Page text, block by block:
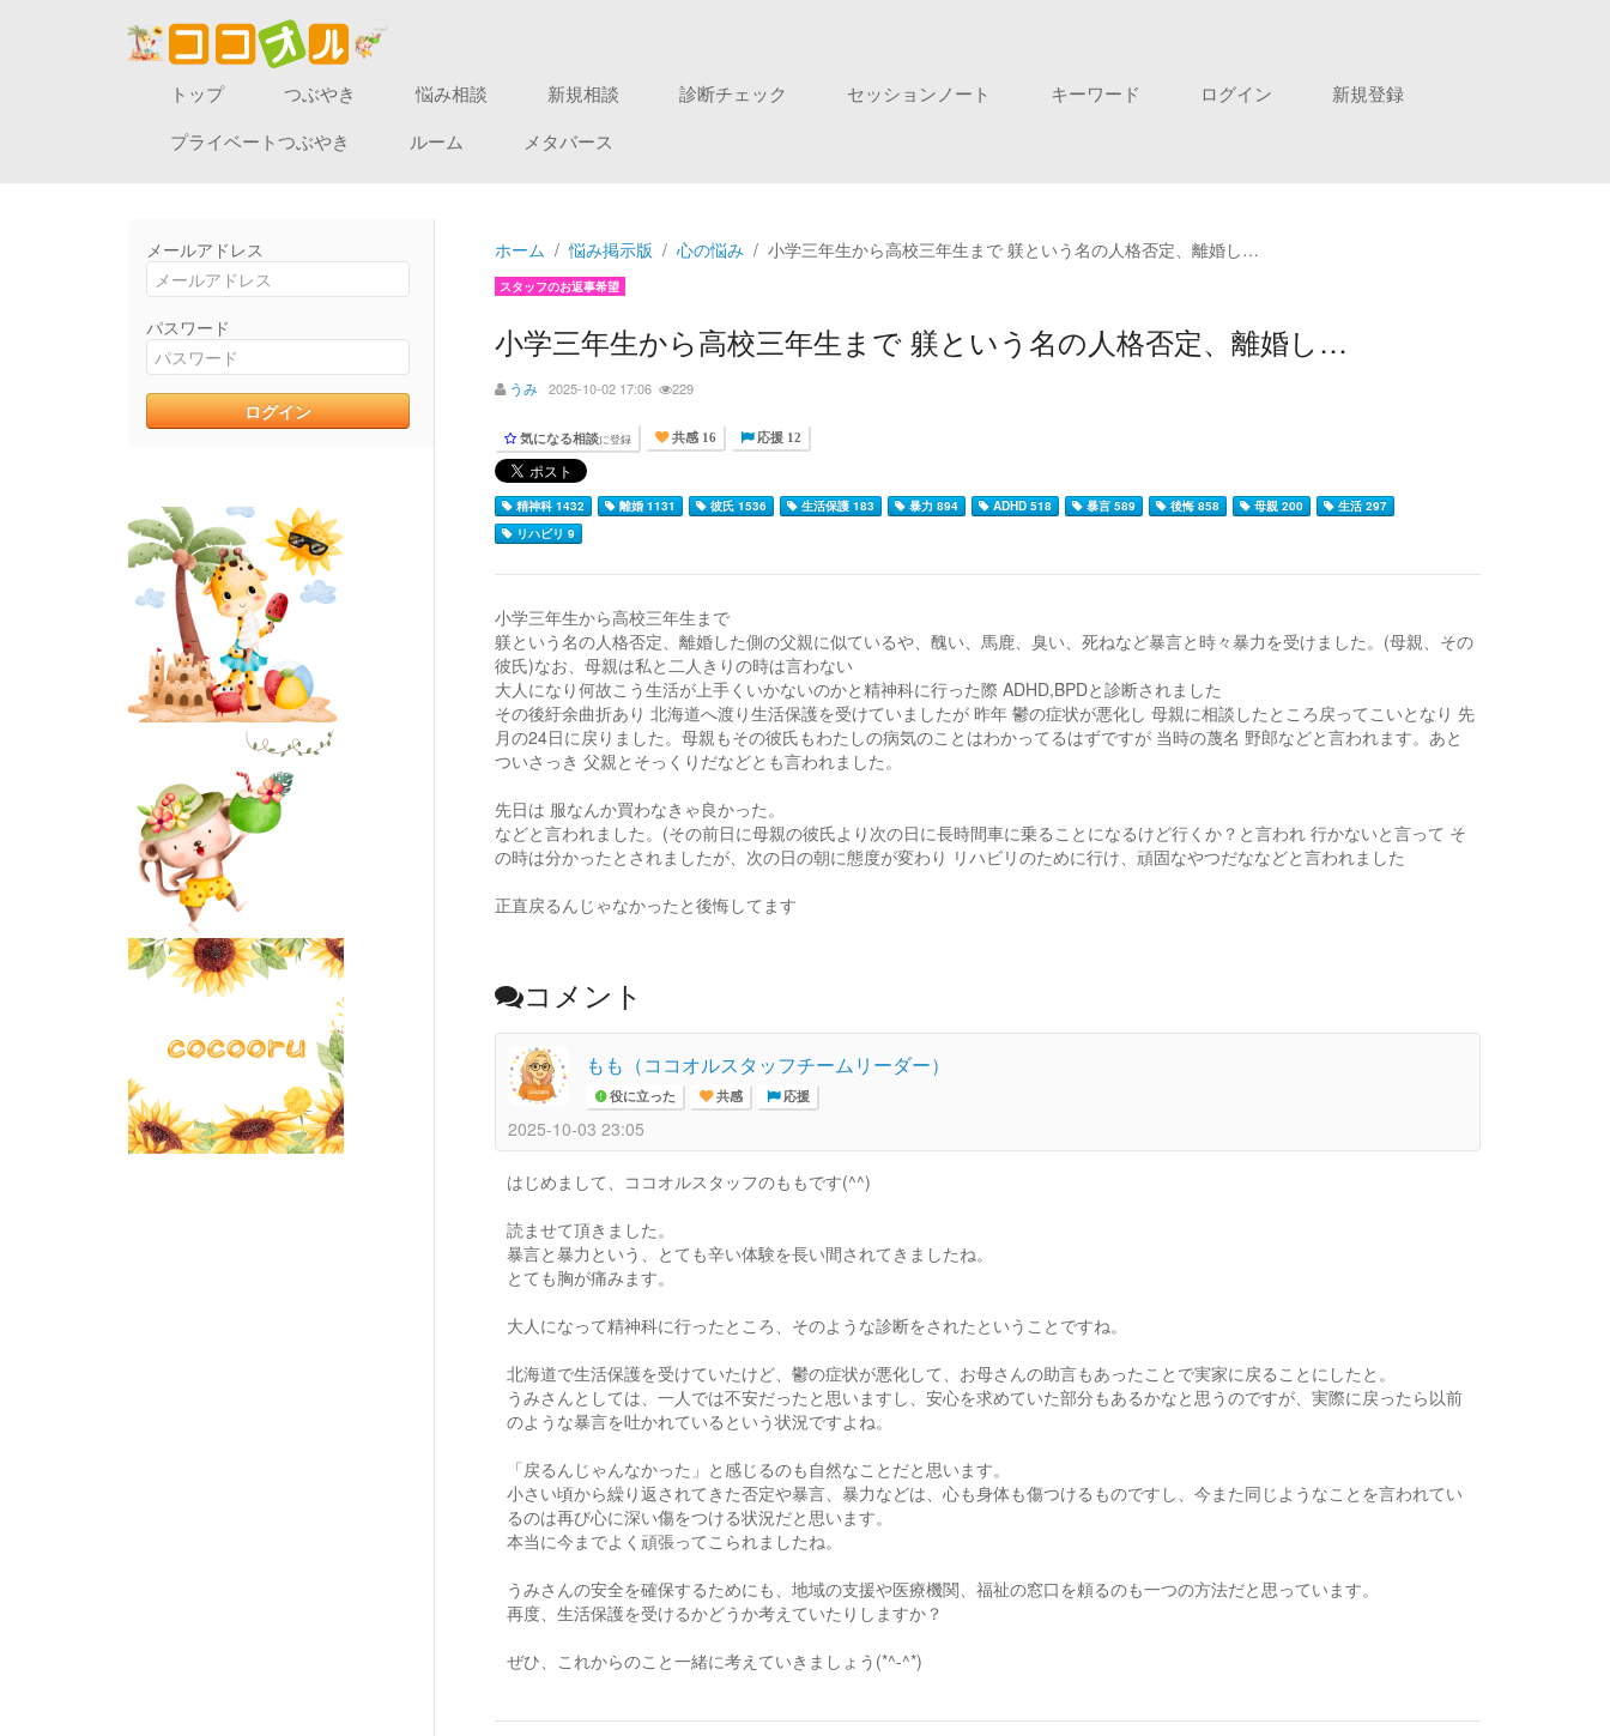
トップ つぶやき 悩み相談 新規相談 診断チェック セッションノート キーワード ログイン
新規登録
プライベートつぶやき
ルーム メタバース
メールアドレス
パスワード
ホーム 悩み掲示版 心の悩み 小学三年生から高校三年生まで 躾という名の人格否定、離婚し…
スタッフのお返事希望
小学三年生から高校三年生まで 躾という名の人格否定、離婚し…
うみ 2025-10-02 17:06 229
気になる相談に登録 共感 16 応援 12
精神科 1432 離婚 1131 彼氏 1536 生活保護 183 暴力 894 ADHD 518 暴言 589 後悔 858 母親 200
生活 297
リハビリ 9
小学三年生から高校三年生まで
躾という名の人格否定、離婚した側の父親に似ているや、醜い、馬鹿、臭い、死ねなど暴言と時々暴力を受けました。(母親、その
彼氏)なお、母親は私と二人きりの時は言わない
大人になり何故こう生活が上手くいかないのかと精神科に行った際 ADHD,BPDと診断されました
その後紆余曲折あり 北海道へ渡り生活保護を受けていましたが 昨年 鬱の症状が悪化し 母親に相談したところ戻ってこいとなり 先
月の24日に戻りました。母親もその彼氏もわたしの病気のことはわかってるはずですが 当時の蔑名 野郎などと言われます。あと
ついさっき 父親とそっくりだなどとも言われました。
先日は 服なんか買わなきゃ良かった。
などと言われました。(その前日に母親の彼氏より次の日に長時間車に乗ることになるけど行くか？と言われ 行かないと言って そ
の時は分かったとされましたが、次の日の朝に態度が変わり リハビリのために行け、頑固なやつだななどと言われました
正直戻るんじゃなかったと後悔してます
コメント
もも（ココオルスタッフチームリーダー）
役に立った 共感 応援
2025-10-03 23:05
はじめまして、ココオルスタッフのももです(^^)
読ませて頂きました。
暴言と暴力という、とても辛い体験を長い間されてきましたね。
とても胸が痛みます。
大人になって精神科に行ったところ、そのような診断をされたということですね。
北海道で生活保護を受けていたけど、鬱の症状が悪化して、お母さんの助言もあったことで実家に戻ることにしたと。
うみさんとしては、一人では不安だったと思いますし、安心を求めていた部分もあるかなと思うのですが、実際に戻ったら以前
のような暴言を吐かれているという状況ですよね。
「戻るんじゃんなかった」と感じるのも自然なことだと思います。
小さい頃から繰り返されてきた否定や暴言、暴力などは、心も身体も傷つけるものですし、今また同じようなことを言われてい
るのは再び心に深い傷をつける状況だと思います。
本当に今までよく頑張ってこられましたね。
うみさんの安全を確保するためにも、地域の支援や医療機関、福祉の窓口を頼るのも一つの方法だと思っています。
再度、生活保護を受けるかどうか考えていたりしますか？
ぜひ、これからのこと一緒に考えていきましょう(*^-^*)